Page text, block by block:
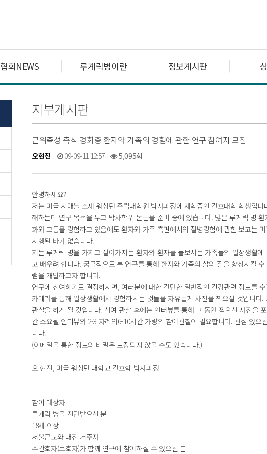
협회NEWS 루게릭병이란 정보게시판
지부게시판
근위축성 측삭 경화증 환자와 가족의 경험에 관한 연구 참여자 모집
오현진 09-09-11 12:57 5,095회
안녕하세요?
저는 미국 시애틀 소재 워싱턴 주립대학원 박사과정에 재학중인 간호대학 학생입
해하는데 연구 목적을 두고 박사학위 논문을 준비 중에 있습니다. 많은 루게릭 병
화와 고통을 경험하고 있음에도 환자와 가족 측면에서의 질병경험에 관한 보고는
시행된 바가 없습니다.
저는 루게릭 병을 가지고 살아가지는 환자와 환자를 돌보시는 가족들의 일상생활
고 배우려 합니다. 궁극적으로 본 연구를 통해 환자와 가족의 삶의 질을 향상시킬
램을 개발하고자 합니다.
연구에 참여하기로 결정하시면, 여러분에 대한 간단한 일반적인 건강관련 정보를
카메라를 통해 일상생활에서 경험하시는 것들을 자유롭게 사진을 찍으실 것입니
관찰을 하게 될 것입니다. 참여 관찰 후에는 인터뷰를 통해 그 동안 찍으신 사진을
간 소요될 인터뷰와 2-3 차례의6-10시간 가량의 참여관찰이 필요합니다. 관심 있
니다.
(이메일을 통한 정보의 비밀은 보장되지 않을 수도 있습니다.)
오 현진, 미국 워싱턴 대학교 간호학 박사과정
참여 대상자
루게릭 병을 진단받으신 분
18세 이상
서울근교와 대전 거주자
주간호자(보호자)가 함께 연구에 참여하실 수 있으신 분